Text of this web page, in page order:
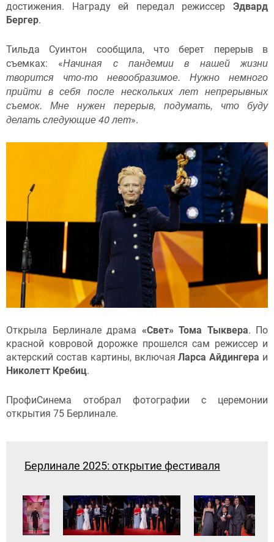
достижения. Награду ей передал режиссер Эдвард
Бергер.
Тильда Суинтон сообщила, что берет перерыв в
съемках: «Начиная с пандемии в нашей жизни
творится что-то невообразимое. Нужно немного
прийти в себя после нескольких лет непрерывных
съемок. Мне нужен перерыв, подумать, что буду
делать следующие 40 лет».
Открыла Берлинале драма «Свет» Тома Тыквера. По
красной ковровой дорожке прошелся сам режиссер и
актерский состав картины, включая Ларса Айдингера и
Николетт Кребиц.
ПрофиСинема отобрал фотографии с церемонии
открытия 75 Берлинале.
Берлинале 2025: открытие фестиваля